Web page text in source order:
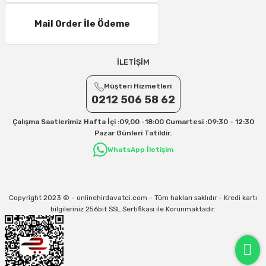
16 – 20 Desi/Kg= 307,50 TL- 371,80 TL
21 – 25 Desi/Kg= 357,90 TL-- 397,40 TL
Yurtiçi Kargo için 30 Desi sonrası her +1 Desi: 13 TL
Aras Kargo için 30 Desi sonrası her +1 Desi: 17 TL
Kargo ve teslimat süreçleriyle ilgili tüm sorularınız için bizimle iletişime
31/12/2026 Tarihine Kadar Geçerlidir
Mail Order İle Ödeme
İLETİŞİM
Müşteri Hizmetleri
0212 506 58 62
Çalışma Saatlerimiz Hafta İçi :09,00 -18:00 Cumartesi :09:30 - 12:30
Pazar Günleri Tatildir.
WhatsApp İletişim
Copyright 2023 © - onlinehirdavatci.com - Tüm hakları saklıdır - Kredi kartı
bilgileriniz 256bit SSL Sertifikası ile Korunmaktadır.